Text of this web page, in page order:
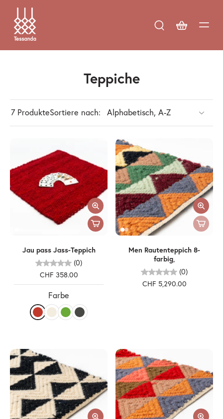
Teppiche
7 ProdukteSortiere nach:
Jau pass Jass-Teppich
(0)
CHF 358.00
Farbe
Men Rautenteppich 8-
farbig,
(0)
CHF 5,290.00